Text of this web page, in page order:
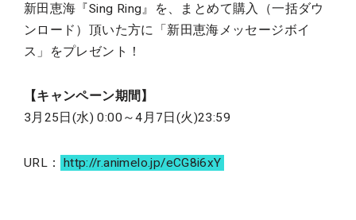
新田恵海『Sing Ring』を、まとめて購入（一括ダウ
ンロード）頂いた方に「新田恵海メッセージボイ
ス」をプレゼント！
【キャンペーン期間】
3月25日(水) 0:00～4月7日(火)23:59
URL： http://r.animelo.jp/eCG8i6xY